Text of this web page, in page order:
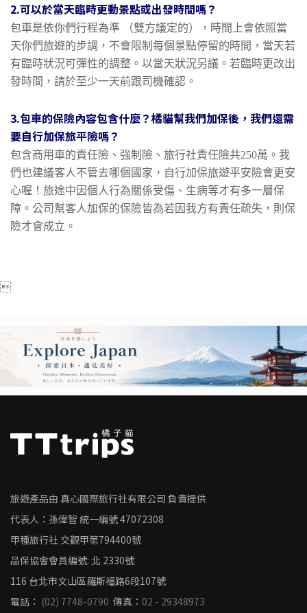
2.可以於當天臨時更動景點或出發時間嗎？
包車是依你們行程為準 （雙方議定的），時間上會依照當
天你們旅遊的步調，不會限制每個景點停留的時間，當天若
有臨時狀況可彈性的調整。以當天狀況另議。若臨時更改出
發時間，請於至少一天前跟司機確認。
3.包車的保險內容包含什麼？橘貓幫我們加保後，我們還需
要自行加保旅平險嗎？
包含商用車的責任險、強制險、旅行社責任險共250萬。我
們也建議客人不管去哪個國家，自行加保旅遊平安險會更安
心喔！旅途中因個人行為關係受傷、生病等才有多一層保
障。公司幫客人加保的保險皆為若因我方有責任疏失，則保
險才會成立。

旅遊產品由 真心國際旅行社有限公司 負責提供
代表人：孫偉智 統一編號47072308
甲種旅行社 交觀甲第794400號
品保協會會員編號: 北 2330號
116 台北市文山區羅斯福路6段107號
電話： (02) 7748-0790 傳真： 02 - 29348973